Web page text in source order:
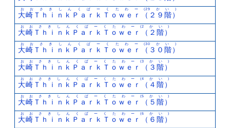
大崎ＴｈｉｎｋＰａｒｋＴｏｗｅｒ（２９階）
おおさきしんくぱーくたわー(29かい)
大崎ＴｈｉｎｋＰａｒｋＴｏｗｅｒ（２階）
おおさきしんくぱーくたわー(2かい)
大崎ＴｈｉｎｋＰａｒｋＴｏｗｅｒ（３０階）
おおさきしんくぱーくたわー(30かい)
大崎ＴｈｉｎｋＰａｒｋＴｏｗｅｒ（３階）
おおさきしんくぱーくたわー(3かい)
大崎ＴｈｉｎｋＰａｒｋＴｏｗｅｒ（４階）
おおさきしんくぱーくたわー(4かい)
大崎ＴｈｉｎｋＰａｒｋＴｏｗｅｒ（５階）
おおさきしんくぱーくたわー(5かい)
大崎ＴｈｉｎｋＰａｒｋＴｏｗｅｒ（６階）
おおさきしんくぱーくたわー(6かい)